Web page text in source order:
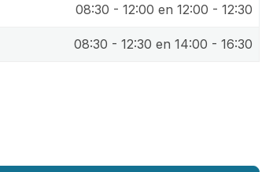
08:30 - 12:00 en 12:00 - 12:30
08:30 - 12:30 en 14:00 - 16:30